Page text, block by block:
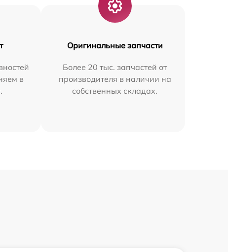
в
Оригинальные запчасти
Более 20 тыс. запчастей от
производителя в наличии на
собственных складах.